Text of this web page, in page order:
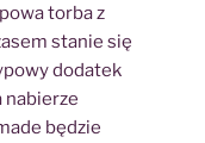
torba z
stanie się
dodatek
nabierze
będzie